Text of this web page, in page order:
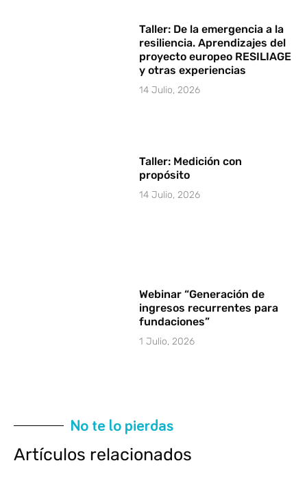
Taller: De la emergencia a la
resiliencia. Aprendizajes del
proyecto europeo RESILIAGE
y otras experiencias
14 Julio, 2026
Taller: Medición con
propósito
14 Julio, 2026
Webinar “Generación de
ingresos recurrentes para
fundaciones”
1 Julio, 2026
No te lo pierdas
Artículos relacionados